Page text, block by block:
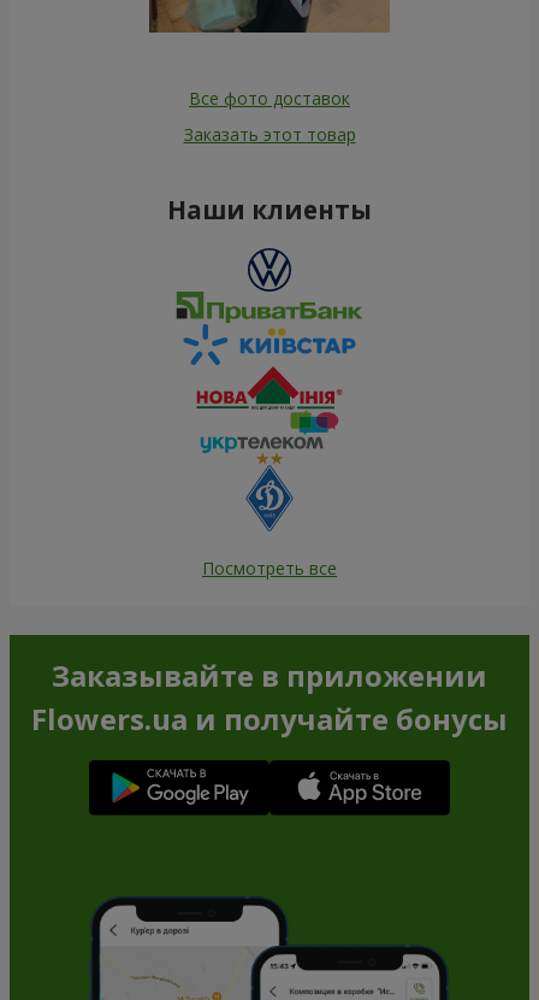
Все фото доставок
Заказать этот товар
Наши клиенты
Посмотреть все
Заказывайте в приложении
Flowers.ua и получайте бонусы